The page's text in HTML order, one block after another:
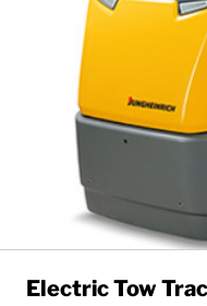
Electric Tow